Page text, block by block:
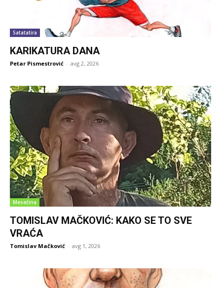
Satatatira
KARIKATURA DANA
Petar Pismestrović - avg 2, 2026
Mesečina
TOMISLAV MAČKOVIĆ: KAKO SE TO SVE
VRAĆA
Tomislav Mačković - avg 1, 2026